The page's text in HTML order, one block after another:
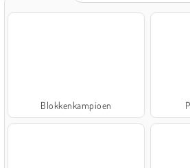
Blokkenkampioen